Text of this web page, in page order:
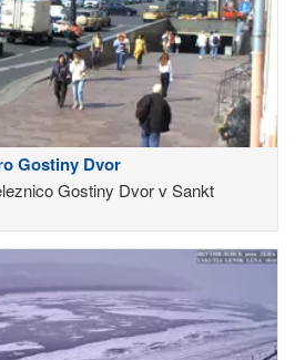
Gostiny Dvor
Gostiny Dvor v Sankt